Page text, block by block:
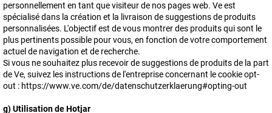
personnellement en tant que visiteur de nos pages web. Ve est
spécialisé dans la création et la livraison de suggestions de produits
personnalisées. L'objectif est de vous montrer des produits qui sont le
plus pertinents possible pour vous, en fonction de votre comportement
actuel de navigation et de recherche.
Si vous ne souhaitez plus recevoir de suggestions de produits de la part
de Ve, suivez les instructions de l'entreprise concernant le cookie opt-
out : https://www.ve.com/de/datenschutzerklaerung#opting-out
g) Utilisation de Hotjar